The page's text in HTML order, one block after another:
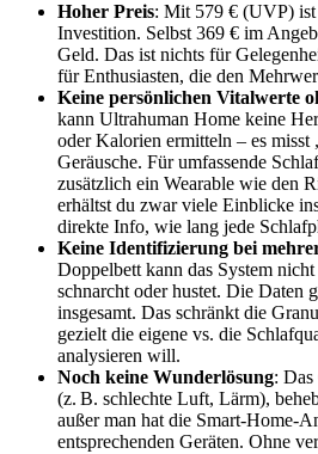
Hoher Preis: Mit 579 € (UVP)
Investition. Selbst 369 € im
Geld. Das ist nichts für
für Enthusiasten, die den
Keine persönlichen Vitalwerte
kann Ultrahuman Home keine
oder Kalorien ermitteln – es misst
Geräusche. Für umfassende
zusätzlich ein Wearable wie den
erhältst du zwar viele Einblicke
direkte Info, wie lang jede
Keine Identifizierung bei
Doppelbett kann das System
schnarcht oder hustet. Die Daten
insgesamt. Das schränkt die
gezielt die eigene vs. die
analysieren will.
Noch keine Wunderlösung:
(z. B. schlechte Luft, Lärm),
außer man hat die Smart-Home-
entsprechenden Geräten. Ohne